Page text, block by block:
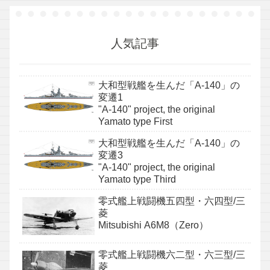
人気記事
大和型戦艦を生んだ「A-140」の
変遷1
"A-140" project, the original
Yamato type First
大和型戦艦を生んだ「A-140」の
変遷3
"A-140" project, the original
Yamato type Third
零式艦上戦闘機五四型・六四型/三
菱
Mitsubishi A6M8（Zero）
零式艦上戦闘機六二型・六三型/三
菱